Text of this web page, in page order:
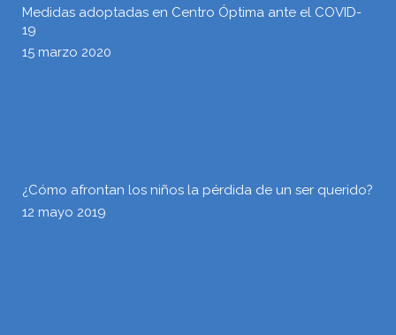
Medidas adoptadas en Centro Óptima ante el COVID-
19
15 marzo 2020
¿Cómo afrontan los niños la pérdida de un ser querido?
12 mayo 2019